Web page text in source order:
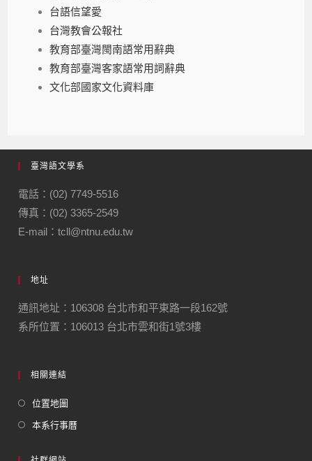
台語信望愛
台灣教會公報社
教育部臺灣閩南語常用辭典
教育部臺灣客家語常用詞辭典
文化部國家文化資料庫
臺灣語文學系
電話：(02) 7749-5516
傳真：(02) 3365-2549
E-mail：tcll@ntnu.edu.tw
地址
通訊地址：106308 台北市和平東路一段162號
系所位置：106013 台北市雲和街1號3樓
相關連結
位置地圖
本系行事曆